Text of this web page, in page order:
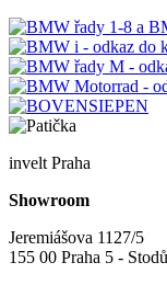
invelt Praha
Showroom
Jeremiášova 1127/5
155 00 Praha 5 -